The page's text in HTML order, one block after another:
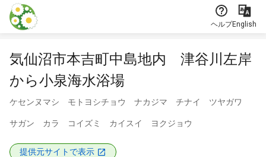
本文に飛ぶ
ヘルプEnglish
気仙沼市本吉町中島地内 津谷川左岸
から小泉海水浴場
ケセンヌマシ モトヨシチョウ ナカジマ チナイ ツヤガワ
サガン カラ コイズミ カイスイ ヨクジョウ
提供元サイトで表示